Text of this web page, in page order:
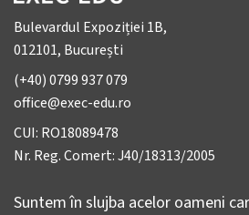
Bulevardul Expoziției 1B,
012101, București
(+40) 0799 937 079
office@exec-edu.ro
CUI: RO18089478
Nr. Reg. Comert: J40/18313/2005
Suntem în slujba acelor oameni